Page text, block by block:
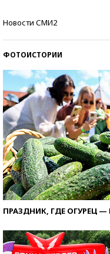
Новости СМИ2
ФОТОИСТОРИИ
ПРАЗДНИК, ГДЕ ОГУРЕЦ